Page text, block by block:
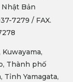
Nhật Bản
7279 / FAX.
Kuwayama,
Thành phố
Tỉnh Yamagata,